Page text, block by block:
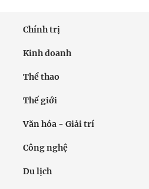
Chính trị
Kinh doanh
Thể thao
Thế giới
Văn hóa - Giải trí
Công nghệ
Du lịch